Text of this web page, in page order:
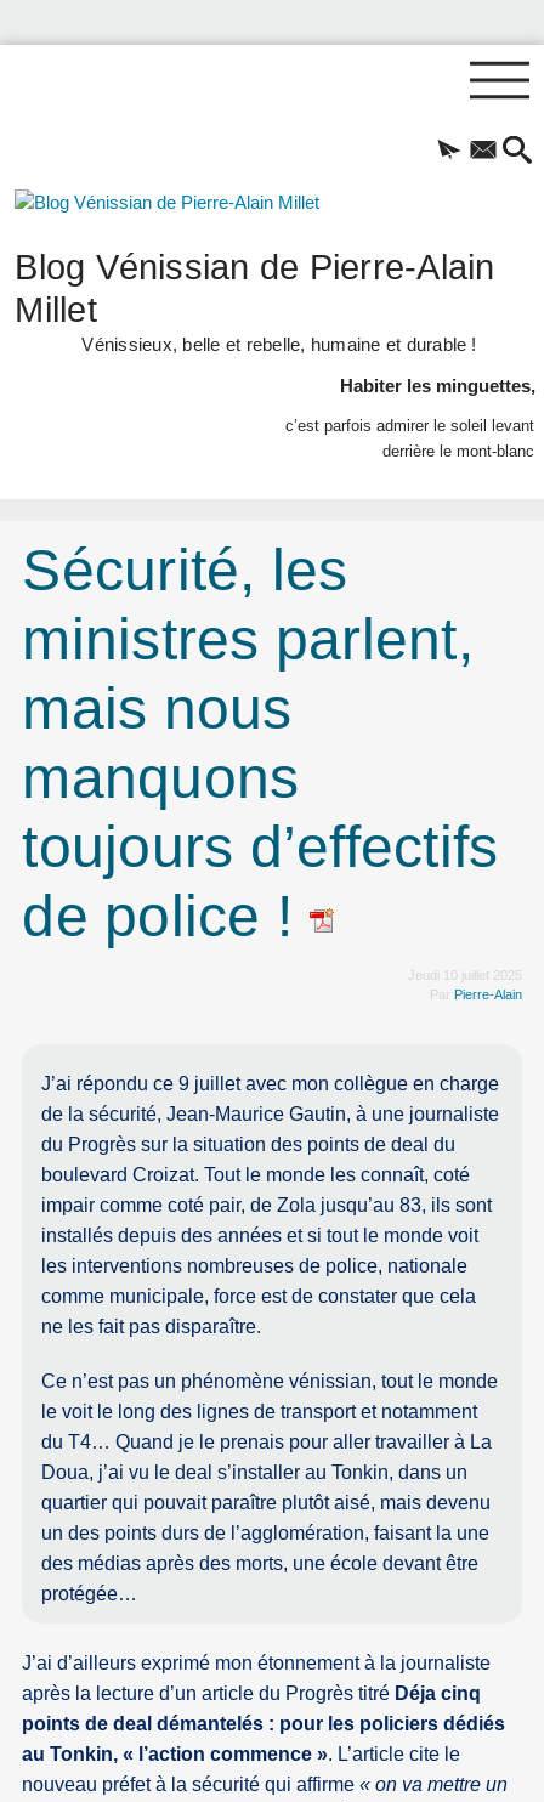
Blog Vénissian de Pierre-Alain
Millet
Vénissieux, belle et rebelle, humaine et durable !
Habiter les minguettes,
c’est parfois admirer le soleil levant
derrière le mont-blanc
Sécurité, les
ministres parlent,
mais nous
manquons
toujours d’effectifs
de police !
Jeudi 10 juillet 2025
Par Pierre-Alain
J’ai répondu ce 9 juillet avec mon collègue en charge
de la sécurité, Jean-Maurice Gautin, à une journaliste
du Progrès sur la situation des points de deal du
boulevard Croizat. Tout le monde les connaît, coté
impair comme coté pair, de Zola jusqu’au 83, ils sont
installés depuis des années et si tout le monde voit
les interventions nombreuses de police, nationale
comme municipale, force est de constater que cela
ne les fait pas disparaître.
Ce n’est pas un phénomène vénissian, tout le monde
le voit le long des lignes de transport et notamment
du T4… Quand je le prenais pour aller travailler à La
Doua, j’ai vu le deal s’installer au Tonkin, dans un
quartier qui pouvait paraître plutôt aisé, mais devenu
un des points durs de l’agglomération, faisant la une
des médias après des morts, une école devant être
protégée…
J’ai d’ailleurs exprimé mon étonnement à la journaliste
après la lecture d’un article du Progrès titré Déja cinq
points de deal démantelés : pour les policiers dédiés
au Tonkin, « l’action commence ». L’article cite le
nouveau préfet à la sécurité qui affirme« on va mettre un